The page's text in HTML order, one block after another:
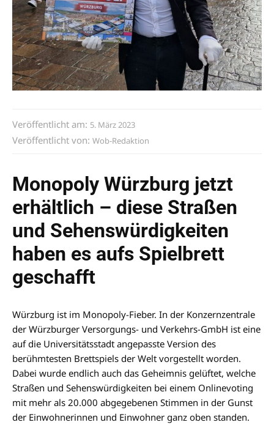
Veröffentlicht am: 5. März 2023
Veröffentlicht von: Wob-Redaktion
Monopoly Würzburg jetzt
erhältlich – diese Straßen
und Sehenswürdigkeiten
haben es aufs Spielbrett
geschafft
Würzburg ist im Monopoly-Fieber. In der Konzernzentrale
der Würzburger Versorgungs- und Verkehrs-GmbH ist eine
auf die Universitätsstadt angepasste Version des
berühmtesten Brettspiels der Welt vorgestellt worden.
Dabei wurde endlich auch das Geheimnis gelüftet, welche
Straßen und Sehenswürdigkeiten bei einem Onlinevoting
mit mehr als 20.000 abgegebenen Stimmen in der Gunst
der Einwohnerinnen und Einwohner ganz oben standen.